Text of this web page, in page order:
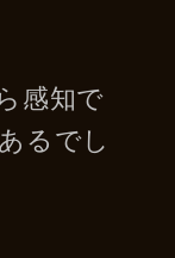
感知で
るでし